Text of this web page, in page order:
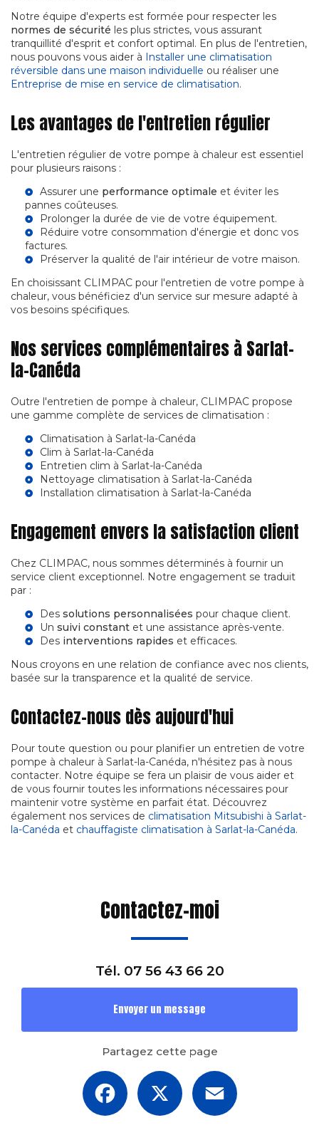
Notre équipe d'experts est formée pour respecter les
normes de sécurité les plus strictes, vous assurant
tranquillité d'esprit et confort optimal. En plus de l'entretien,
nous pouvons vous aider à Installer une climatisation
réversible dans une maison individuelle ou réaliser une
Entreprise de mise en service de climatisation.
Les avantages de l'entretien régulier
L'entretien régulier de votre pompe à chaleur est essentiel
pour plusieurs raisons :
Assurer une performance optimale et éviter les
pannes coûteuses.
Prolonger la durée de vie de votre équipement.
Réduire votre consommation d'énergie et donc vos
factures.
Préserver la qualité de l'air intérieur de votre maison.
En choisissant CLIMPAC pour l'entretien de votre pompe à
chaleur, vous bénéficiez d'un service sur mesure adapté à
vos besoins spécifiques.
Nos services complémentaires à Sarlat-
la-Canéda
Outre l'entretien de pompe à chaleur, CLIMPAC propose
une gamme complète de services de climatisation :
Climatisation à Sarlat-la-Canéda
Clim à Sarlat-la-Canéda
Entretien clim à Sarlat-la-Canéda
Nettoyage climatisation à Sarlat-la-Canéda
Installation climatisation à Sarlat-la-Canéda
Engagement envers la satisfaction client
Chez CLIMPAC, nous sommes déterminés à fournir un
service client exceptionnel. Notre engagement se traduit
par :
Des solutions personnalisées pour chaque client.
Un suivi constant et une assistance après-vente.
Des interventions rapides et efficaces.
Nous croyons en une relation de confiance avec nos clients,
basée sur la transparence et la qualité de service.
Contactez-nous dès aujourd'hui
Pour toute question ou pour planifier un entretien de votre
pompe à chaleur à Sarlat-la-Canéda, n'hésitez pas à nous
contacter. Notre équipe se fera un plaisir de vous aider et
de vous fournir toutes les informations nécessaires pour
maintenir votre système en parfait état. Découvrez
également nos services de climatisation Mitsubishi à Sarlat-
la-Canéda et chauffagiste climatisation à Sarlat-la-Canéda.
Contactez-moi
Tél. 07 56 43 66 20
Envoyer un message
Partagez cette page
Facebook